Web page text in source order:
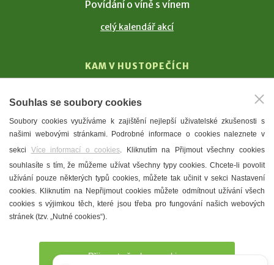
Povídání o víně s vínem
celý kalendář akcí
KAM V HUSTOPEČÍCH
T. G. Masaryk
Mandloně
Ubytování
Restaurace
Městské muzeum a galerie
Denní meníčka
Souhlas se soubory cookies
Soubory cookies využíváme k zajištění nejlepší uživatelské zkušenosti s
našimi webovými stránkami. Podrobné informace o cookies naleznete v
sekci Více informací o cookies. Kliknutím na Přijmout všechny cookies
souhlasíte s tím, že můžeme užívat všechny typy cookies. Chcete-li povolit
užívání pouze některých typů cookies, můžete tak učinit v sekci Nastavení
cookies. Kliknutím na Nepřijmout cookies můžete odmítnout užívání všech
cookies s výjimkou těch, které jsou třeba pro fungování našich webových
stránek (tzv. „Nutné cookies“).
Přijmout všechny cookies
Potřebujete poradit?